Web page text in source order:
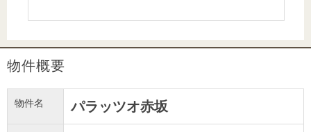
税金の本
（電子ブ
ック）
物件概要
物件名 パラッツオ赤坂